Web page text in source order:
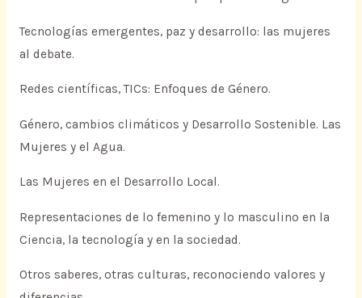
Tecnologías emergentes, paz y desarrollo: las mujeres
al debate.
Redes científicas, TICs: Enfoques de Género.
Género, cambios climáticos y Desarrollo Sostenible. Las
Mujeres y el Agua.
Las Mujeres en el Desarrollo Local.
Representaciones de lo femenino y lo masculino en la
Ciencia, la tecnología y en la sociedad.
Otros saberes, otras culturas, reconociendo valores y